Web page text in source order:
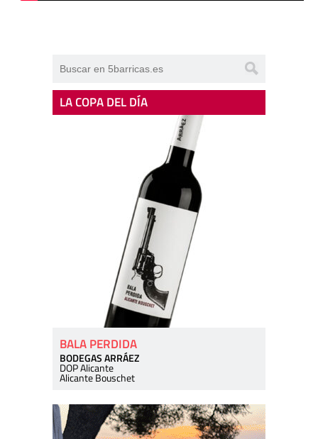
LA COPA DEL DÍA
BALA PERDIDA
BODEGAS ARRÁEZ
DOP Alicante
Alicante Bouschet